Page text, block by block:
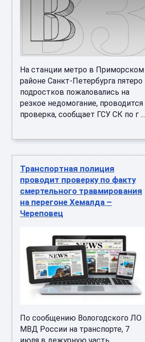
На станции метро в Приморском
районе Санкт-Петербурга пятеро
подростков пожаловались на
резкое недомогание, проводится
проверка, сообщает ГСУ СК по г ...
Транспортная полиция
проводит проверку по факту
смертельного травмирования
на перегоне Хемалда –
Череповец
По сообщению Вологодского ЛО
МВД России на транспорте, 7